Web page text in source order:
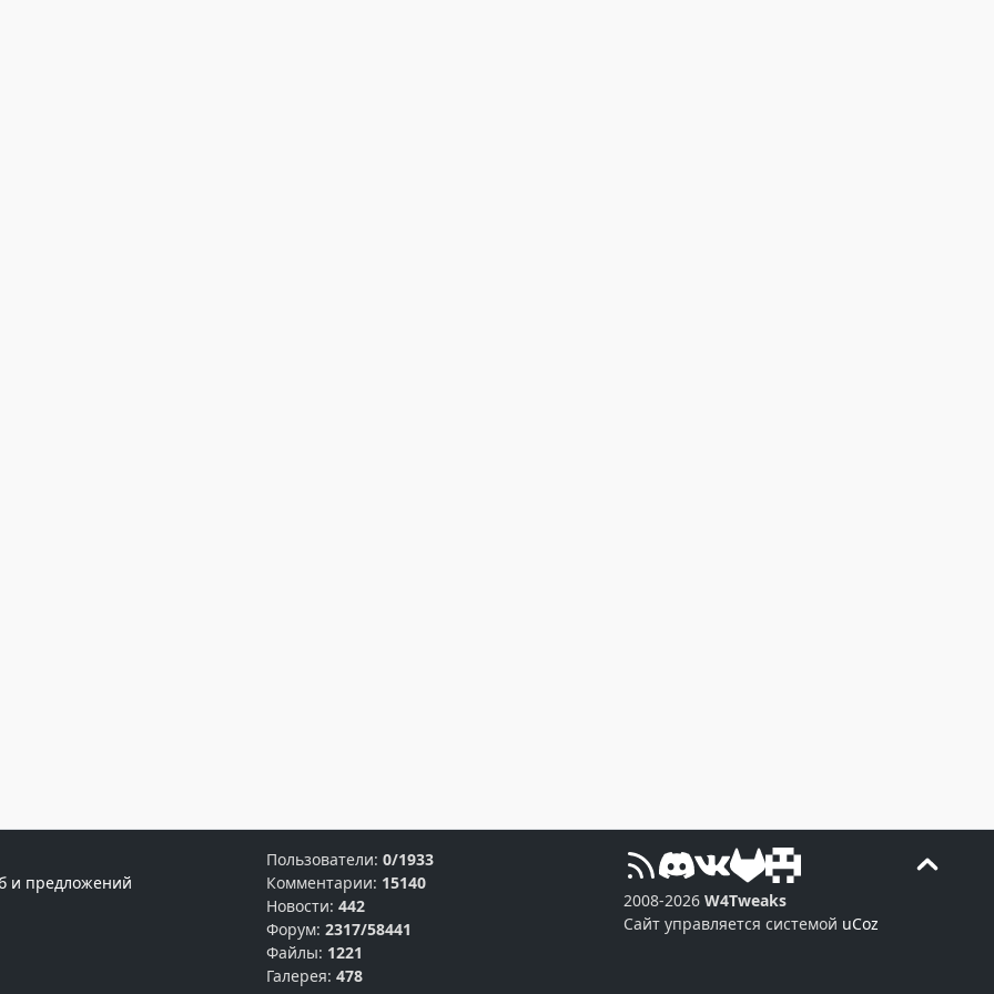
и предложений
Пользователи: 0/1933
Комментарии: 15140
Новости: 442
Форум: 2317/58441
Файлы: 1221
Галерея: 478
2008-2026 W4Tweaks
Сайт управляется системой uCoz